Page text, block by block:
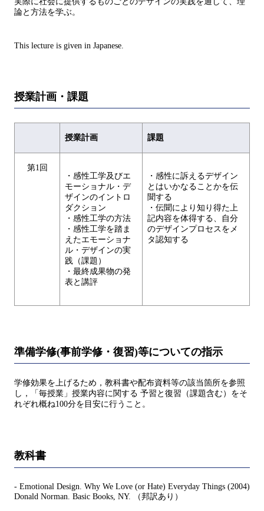
論と方法を学ぶ。
This lecture is given in Japanese.
授業計画・課題
授業計画 課題
第1回
・感性工学及びエ
モーショナル・デ
ザインのイントロ
ダクション
・感性工学の方法
・感性工学を踏ま
えたエモーショナ
ル・デザインの実
践（課題）
・最終成果物の発
表と講評
・感性に訴えるデザイン
とはいかなることかを伝
聞する
・伝聞により知り得た上
記内容を体得する、自分
のデザインプロセスをメ
タ認知する
準備学修(事前学修・復習)等についての指示
学修効果を上げるため，教科書や配布資料等の該当箇所を参照
し，「毎授業」授業内容に関する 予習と復習（課題含む）をそ
れぞれ概ね100分を目安に行うこと。
教科書
- Emotional Design. Why We Love (or Hate) Everyday Things (2004)
Donald Norman. Basic Books, NY. （邦訳あり）